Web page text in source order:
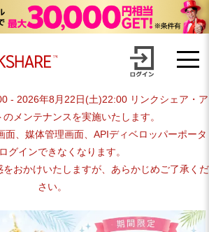
- 2026年8月22日(土)22:00 リンクシェア・ア
メンテナンスを実施いたします。
面、媒体管理画面、APIディベロッパーポータ
グインできなくなります。
をおかけいたしますが、あらかじめご了承くだ
さい。